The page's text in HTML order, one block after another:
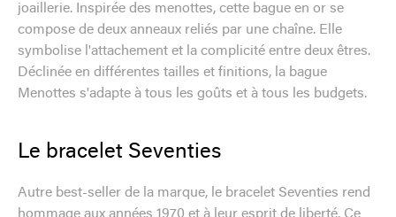
joaillerie. Inspirée des menottes, cette bague en or se
compose de deux anneaux reliés par une chaîne. Elle
symbolise l'attachement et la complicité entre deux êtres.
Déclinée en différentes tailles et finitions, la bague
Menottes s'adapte à tous les goûts et à tous les budgets.
Le bracelet Seventies
Autre best-seller de la marque, le bracelet Seventies rend
hommage aux années 1970 et à leur esprit de liberté. Ce